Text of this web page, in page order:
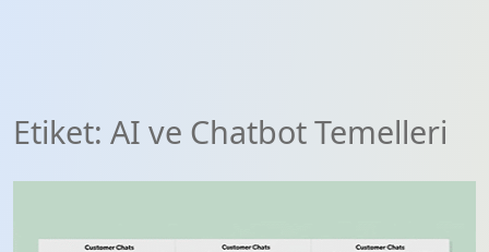
Etiket: AI ve Chatbot Temelleri